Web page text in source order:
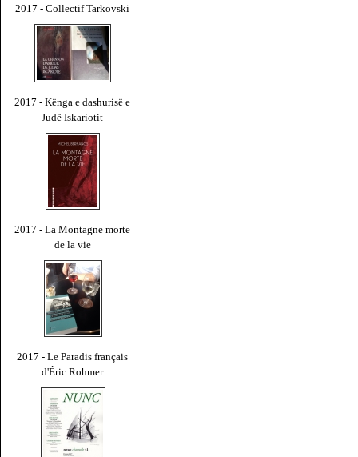
2017 - Collectif Tarkovski
2017 - Kënga e dashurisë e
Judë Iskariotit
2017 - La Montagne morte
de la vie
2017 - Le Paradis français
d'Éric Rohmer